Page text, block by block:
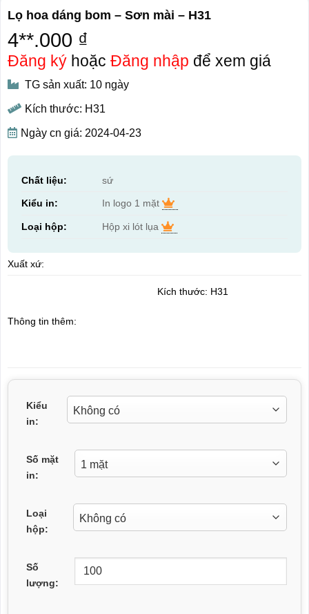
Lọ hoa dáng bom – Sơn mài – H31
4**.000 ₫
Đăng kýhoặc Đăng nhập để xem giá
TG sản xuất: 10 ngày
Kích thước: H31
Ngày cn giá: 2024-04-23
Chất liệu: sứ
Kiểu in: In logo 1 mặt
Loại hộp: Hộp xi lót lụa
Xuất xứ:
Thông tin thêm:
Kích thước: H31
Kiểu
in:
Số mặt
in:
Loại
hộp:
Số
lượng: